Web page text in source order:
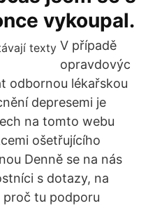
vykoupal.
V případě
opravdovýc
odbornou lékařskou
depresemi je
na tomto webu
ošetřujícího
Denně se na nás
s dotazy, na
proč tu podporu